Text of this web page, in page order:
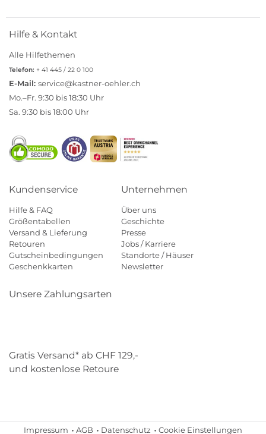
Hilfe & Kontakt
Alle Hilfethemen
Telefon: + 41 445 / 22 0 100
E-Mail: service@kastner-oehler.ch
Mo.–Fr. 9:30 bis 18:30 Uhr
Sa. 9:30 bis 18:00 Uhr
Kundenservice
Hilfe & FAQ
Größentabellen
Versand & Lieferung
Retouren
Gutscheinbedingungen
Geschenkkarten
Unternehmen
Über uns
Geschichte
Presse
Jobs / Karriere
Standorte / Häuser
Newsletter
Unsere Zahlungsarten
Gratis Versand* ab CHF 129,-
und kostenlose Retoure
Impressum AGB Datenschutz Cookie Einstellungen